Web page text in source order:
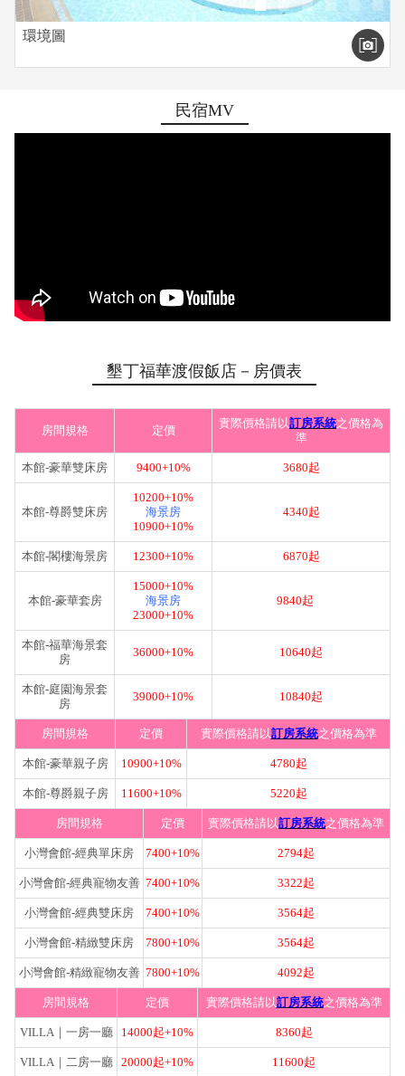
環境圖
民宿MV
墾丁福華渡假飯店－房價表
房間規格 定價
實際價格請以訂房系統之價格為
準
本館-豪華雙床房 9400+10% 3680起
本館-尊爵雙床房
10200+10%
海景房
10900+10%
4340起
本館-閣樓海景房 12300+10% 6870起
本館-豪華套房
15000+10%
海景房
23000+10%
9840起
本館-福華海景套
房
36000+10% 10640起
本館-庭園海景套
房
39000+10% 10840起
房間規格 定價 實際價格請以訂房系統之價格為準
本館-豪華親子房 10900+10% 4780起
本館-尊爵親子房 11600+10% 5220起
房間規格 定價 實際價格請以訂房系統之價格為準
小灣會館-經典單床房 7400+10% 2794起
小灣會館-經典寵物友善 7400+10% 3322起
小灣會館-經典雙床房 7400+10% 3564起
小灣會館-精緻雙床房 7800+10% 3564起
小灣會館-精緻寵物友善 7800+10% 4092起
房間規格 定價 實際價格請以訂房系統之價格為準
VILLA｜一房一廳 14000起+10% 8360起
VILLA｜二房一廳 20000起+10% 11600起